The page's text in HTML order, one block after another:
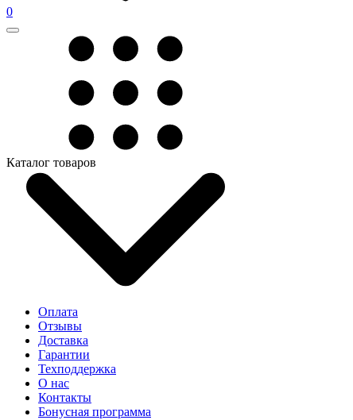
0
Каталог товаров
Оплата
Отзывы
Доставка
Гарантии
Техподдержка
О нас
Контакты
Бонусная программа